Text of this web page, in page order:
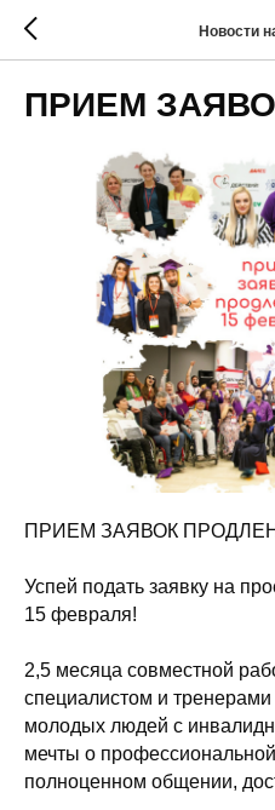
Новости
ПРИЕМ
ПРИЕМ ЗАЯВОК ПРОДЛЕН
Успей подать заявку на
15 февраля!
2,5 месяца совместной
специалистом и
молодых людей с
мечты о
полноценном общении,